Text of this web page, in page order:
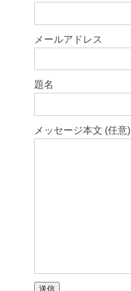
メールアドレス
題名
メッセージ本文 (任意)